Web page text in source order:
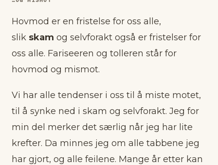
Hovmod er en fristelse for oss alle,
slik skam og selvforakt også er fristelser for
oss alle. Fariseeren og tolleren står for
hovmod og mismot.
Vi har alle tendenser i oss til å miste motet,
til å synke ned i skam og selvforakt. Jeg for
min del merker det særlig når jeg har lite
krefter. Da minnes jeg om alle tabbene jeg
har gjort, og alle feilene. Mange år etter kan